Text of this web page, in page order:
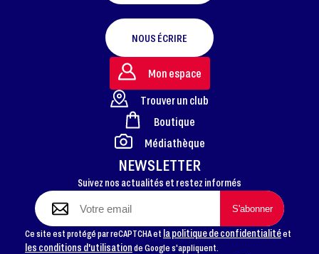
FOOTER
NOUS ÉCRIRE
NEWSLETTER
Suivez nos actualités et restez informés
Ce site est protégé par reCAPTCHA et la politique de confidentialitéet
les conditions d'utilisationde Google s'appliquent.
Mon espace
Trouver un club
Boutique
Médiathèque